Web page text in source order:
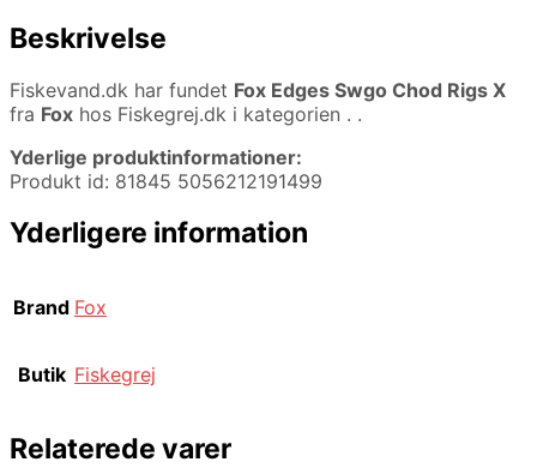
Beskrivelse
Fiskevand.dk har fundet Fox Edges Swgo Chod Rigs X
fra Fox hos Fiskegrej.dk i kategorien . .
Yderlige produktinformationer:
Produkt id: 81845 5056212191499
Yderligere information
Brand Fox
Butik Fiskegrej
Relaterede varer